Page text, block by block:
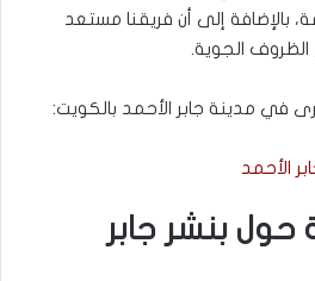
بالإضافة إلى أن فريقنا مستعد
الجوية.
في مدينة جابر الأحمد بالكويت:
الأحمد
حول بنشر جابر